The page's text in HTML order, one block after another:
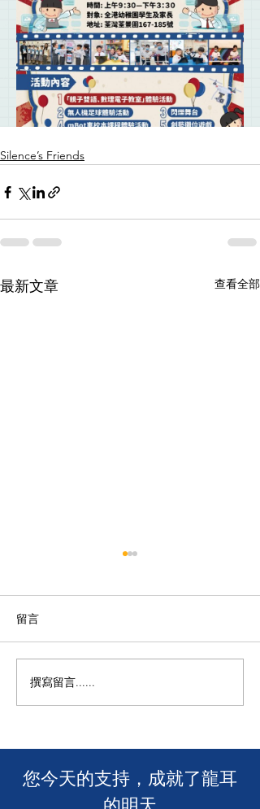
Silence’s Friends
最新文章 查看全部
年度慈善自助午餐&晚餐
2025 - 一起創造改變！🎉
留言
撰寫留言......
​您今天的支持，成就了龍耳